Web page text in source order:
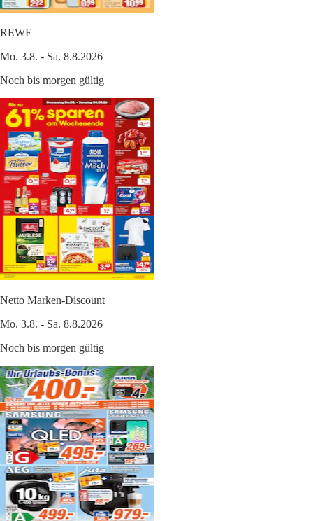
REWE
Mo. 3.8. - Sa. 8.8.2026
Noch bis morgen gültig
Netto Marken-Discount
Mo. 3.8. - Sa. 8.8.2026
Noch bis morgen gültig